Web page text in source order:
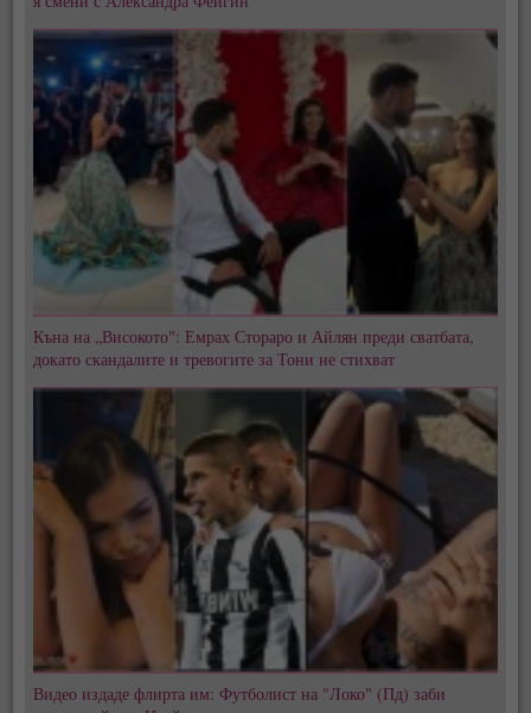
Къна на „Високото": Емрах Стораро и Айлян преди сватбата,
докато скандалите и тревогите за Тони не стихват
Видео издаде флирта им: Футболист на "Локо" (Пд) заби